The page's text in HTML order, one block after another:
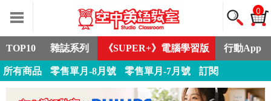
0
TOP10 雜誌系列 《SUPER+》電腦學習版 行動App
所有商品 零售單月-8月號 零售單月-7月號 訂閱